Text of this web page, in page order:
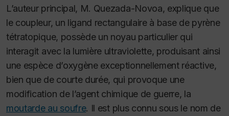
L’auteur principal, M. Quezada-Novoa, explique que
le coupleur, un ligand rectangulaire à base de pyrène
tétratopique, possède un noyau particulier qui
interagit avec la lumière ultraviolette, produisant ainsi
une espèce d’oxygène exceptionnellement réactive,
bien que de courte durée, qui provoque une
modification de l’agent chimique de guerre, la
moutarde au soufre. Il est plus connu sous le nom de